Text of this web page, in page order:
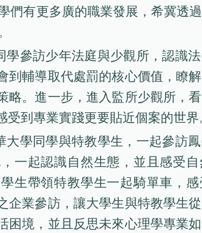
們有更多廣的職業發展，希冀透
參訪少年法庭與少觀所，認識
到輔導取代處罰的核心價值，瞭
略。進一步，進入監所少觀所，
到專業實踐更要貼近個案的世界
學同學與特教學生，一起參訪
一起認識自然生態，並且感受
生帶領特教學生一起騎單車，
企業參訪，讓大學生與特教學生
困境，並且反思未來心理學專業